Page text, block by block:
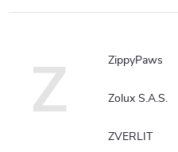
Z ZippyPaws
Zolux S.A.S.
ZVERLIT